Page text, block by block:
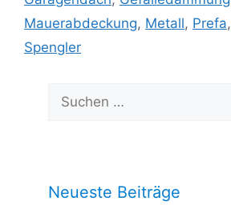
Mauerabdeckung, Metall, Prefa,
Spengler
nach:
Neueste Beiträge